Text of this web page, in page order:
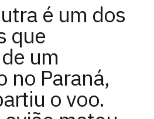
é um dos
que
um
no Paraná,
o voo.